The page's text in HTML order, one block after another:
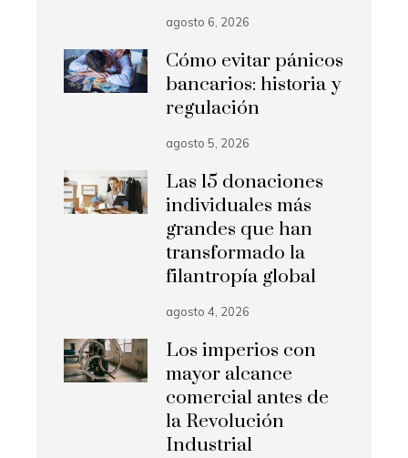
agosto 6, 2026
Cómo evitar pánicos
bancarios: historia y
regulación
agosto 5, 2026
Las 15 donaciones
individuales más
grandes que han
transformado la
filantropía global
agosto 4, 2026
Los imperios con
mayor alcance
comercial antes de
la Revolución
Industrial